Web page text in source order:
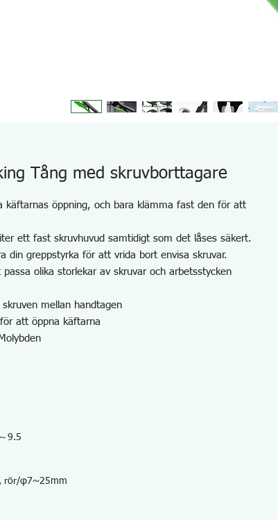
Tång med skruvborttagare
käftarnas öppning, och bara klämma fast den för att
ett fast skruvhuvud samtidigt som det låses säkert.
din greppstyrka för att vrida bort envisa skruvar.
olika storlekar av skruvar och arbetsstycken
mellan handtagen
att öppna käftarna
9.5
rör/φ7~25mm